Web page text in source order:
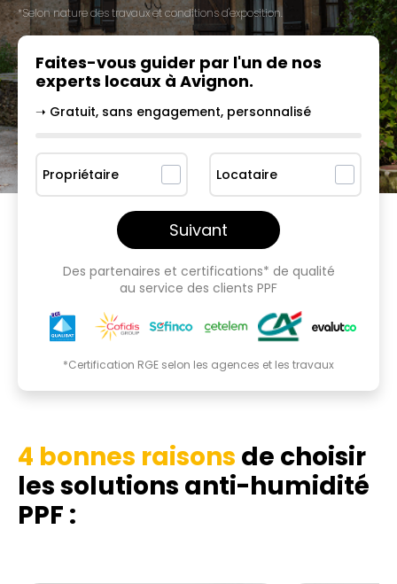
*Selon nature des travaux et conditions d'exposition.
Faites-vous guider par l'un de nos
experts locaux à Avignon.
➝ Gratuit, sans engagement, personnalisé
Propriétaire Locataire
Suivant
Des partenaires et certifications* de qualité
au service des clients PPF
*Certification RGE selon les agences et les travaux
4 bonnes raisons de choisir
les solutions anti-humidité
PPF :